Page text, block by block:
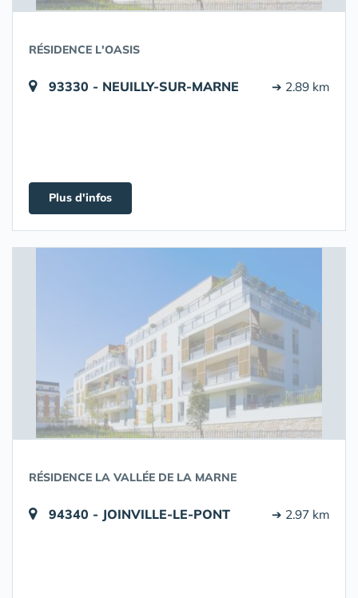
RÉSIDENCE L'OASIS
93330 - NEUILLY-SUR-MARNE ➔ 2.89 km
Plus d'infos
RÉSIDENCE LA VALLÉE DE LA MARNE
94340 - JOINVILLE-LE-PONT ➔ 2.97 km